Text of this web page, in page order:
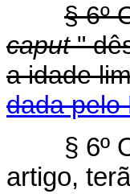
§ 6º
caput"
a idade
dada pelo
§ 6º
artigo,